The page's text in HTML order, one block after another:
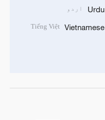
Urdu اردو
Vietnamese
Tiếng Việt